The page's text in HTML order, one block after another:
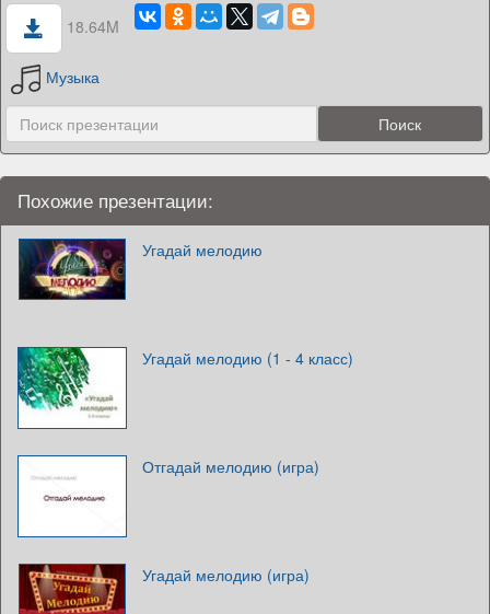
18.64M
Музыка
Похожие презентации:
Угадай мелодию
Угадай мелодию (1 - 4 класс)
Отгадай мелодию (игра)
Угадай мелодию (игра)